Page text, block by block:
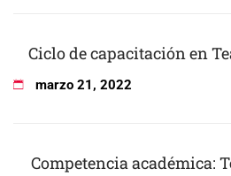
Ciclo de capacitación en
marzo 21 , 2022
Competencia académica: